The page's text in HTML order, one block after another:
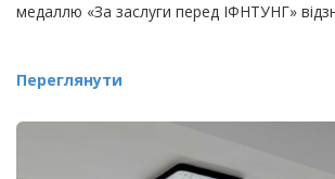
медаллю «За заслуги перед ІФНТУНГ»
Переглянути